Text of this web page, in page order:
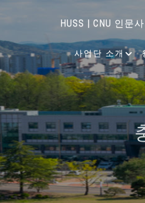
HUSS | CNU 인문
사업단 소개
언어와 커뮤니
인간과
디지
지역사회의 특